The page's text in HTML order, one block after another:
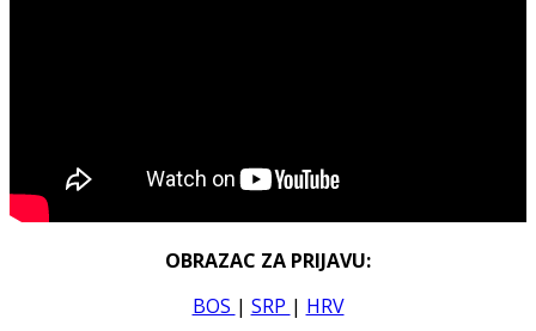
OBRAZAC ZA PRIJAVU:
BOS | SRP | HRV